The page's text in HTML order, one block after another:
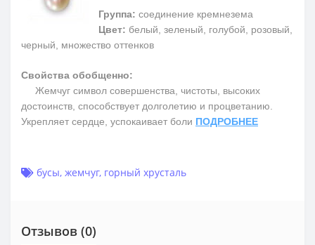
Группа: соединение кремнезема
Цвет: белый, зеленый, голубой, розовый,
черный, множество оттенков
Свойства обобщенно:
Жемчуг символ совершенства, чистоты, высоких
достоинств, способствует долголетию и процветанию.
Укрепляет сердце, успокаивает боли ПОДРОБНЕЕ
бусы, жемчуг, горный хрусталь
Отзывов (0)